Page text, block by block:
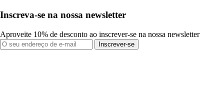
Inscreva-se na nossa newsletter
Aproveite 10% de desconto ao inscrever-se na nossa newsletter
Inscrever-se